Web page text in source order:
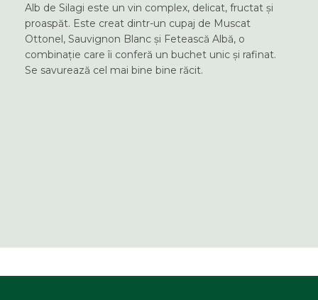
Alb de Silagi este un vin complex, delicat, fructat și
proaspăt. Este creat dintr-un cupaj de Muscat
Ottonel, Sauvignon Blanc și Fetească Albă, o
combinație care îi conferă un buchet unic și rafinat.
Se savurează cel mai bine bine răcit.